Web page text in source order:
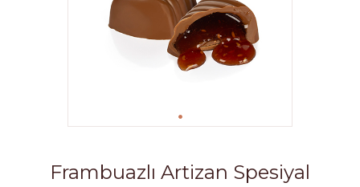
Frambuazlı Artizan Spesiyal